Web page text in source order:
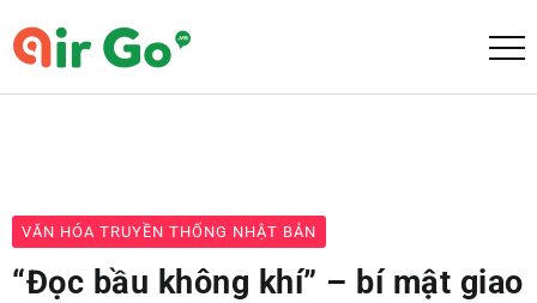
VĂN HÓA TRUYỀN THỐNG NHẬT BẢN
“Đọc bầu không khí” – bí mật giao